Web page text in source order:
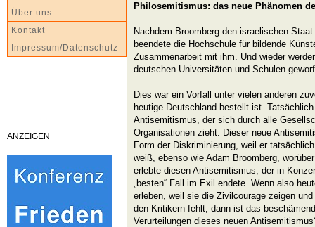
Über uns
Kontakt
Impressum/Datenschutz
ANZEIGEN
Philosemitismus: das neue Phänomen
Nachdem Broomberg den israelischen
beendete die Hochschule für bildende
Zusammenarbeit mit ihm. Und wieder
deutschen Universitäten und Schulen
Dies war ein Vorfall unter vielen anderen
heutige Deutschland bestellt ist.
Antisemitismus, der sich durch alle
Organisationen zieht. Dieser neue
Form der Diskriminierung, weil er
weiß, ebenso wie Adam Broomberg,
erlebte diesen Antisemitismus, der in
„besten“ Fall im Exil endete. Wenn also
erleben, weil sie die Zivilcourage zeigen
den Kritikern fehlt, dann ist das
Verurteilungen dieses neuen